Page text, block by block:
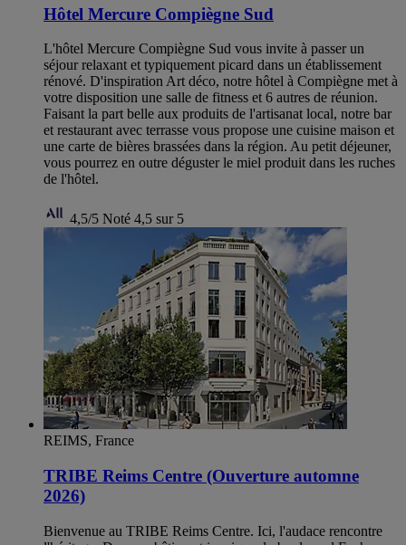
Hôtel Mercure Compiègne Sud
L'hôtel Mercure Compiègne Sud vous invite à passer un
séjour relaxant et typiquement picard dans un établissement
rénové. D'inspiration Art déco, notre hôtel à Compiègne met à
votre disposition une salle de fitness et 6 autres de réunion.
Faisant la part belle aux produits de l'artisanat local, notre bar
et restaurant avec terrasse vous propose une cuisine maison et
une carte de bières brassées dans la région. Au petit déjeuner,
vous pourrez en outre déguster le miel produit dans les ruches
de l'hôtel.
4,5/5 Noté 4,5 sur 5
REIMS, France
TRIBE Reims Centre (Ouverture automne
2026)
Bienvenue au TRIBE Reims Centre. Ici, l'audace rencontre